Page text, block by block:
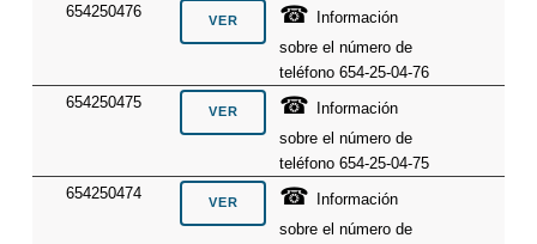
654250476
☎
Información
sobre el número de
teléfono 654-25-04-76
654250475
☎
Información
sobre el número de
teléfono 654-25-04-75
654250474
☎
Información
sobre el número de